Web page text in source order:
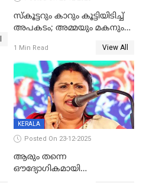
സ്കൂട്ടറും കാറും കൂട്ടിയിടിച്ച്
അപകടം; അമ്മയും മകനും
ഗുരുതരാവസ്ഥയിൽ
1 Min Read View All
KERALA
Posted On 23-12-2025
ആരും തന്നെ
ഔദ്യോഗികമായി